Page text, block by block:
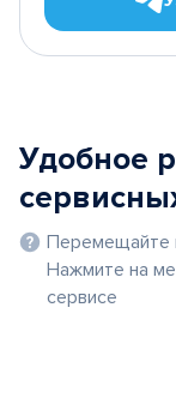
Удобное
Перемещайте
Нажмите на
сервисе